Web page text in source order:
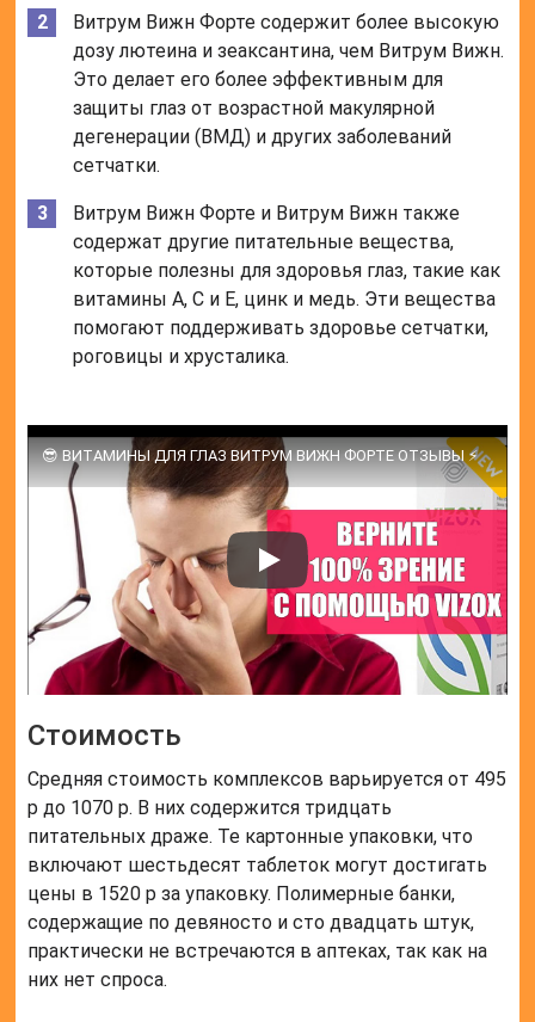
Витрум Вижн Форте содержит более высокую
дозу лютеина и зеаксантина, чем Витрум Вижн.
Это делает его более эффективным для
защиты глаз от возрастной макулярной
дегенерации (ВМД) и других заболеваний
сетчатки.
Витрум Вижн Форте и Витрум Вижн также
содержат другие питательные вещества,
которые полезны для здоровья глаз, такие как
витамины А, С и Е, цинк и медь. Эти вещества
помогают поддерживать здоровье сетчатки,
роговицы и хрусталика.
😎 ВИТАМИНЫ ДЛЯ ГЛАЗ ВИТРУМ ВИЖН ФОРТЕ ОТЗЫВЫ ⚡
Стоимость
Средняя стоимость комплексов варьируется от 495
р до 1070 р. В них содержится тридцать
питательных драже. Те картонные упаковки, что
включают шестьдесят таблеток могут достигать
цены в 1520 р за упаковку. Полимерные банки,
содержащие по девяносто и сто двадцать штук,
практически не встречаются в аптеках, так как на
них нет спроса.